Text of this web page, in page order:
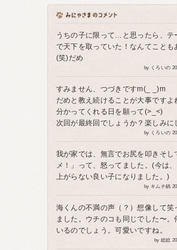
うちの子に限って…と思ったら、テ
で天下を取っていた！なんてことも
(笑)だめ
by くろいの
すみません、つづきですm(_ _)m
だめと教え続けることが大事ですよ
分かってくれる日を願って(>_<)
次回が最終回でしょうか？楽しみに
by くろいの
我が家では、無言でお尻を叩きそし
メ！」って、怒ってました。(今は
上がらない良い子になりました。)
by キムチ鍋
海くんの不満の声（？）想像して笑
ました。ウチのコも同じでした〜。
いるのでしょう。可愛いですね。
by 総総